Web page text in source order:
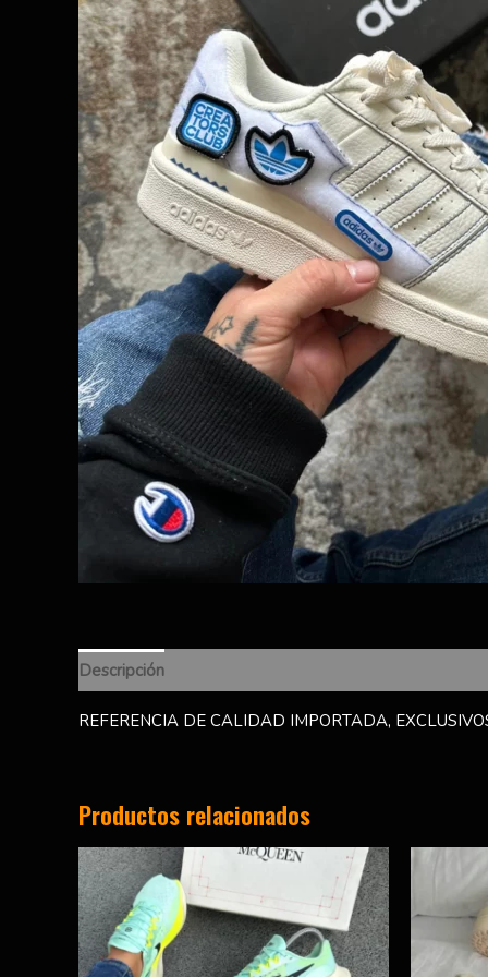
Descripción
REFERENCIA DE CALIDAD IMPORTADA,
Productos relacionados